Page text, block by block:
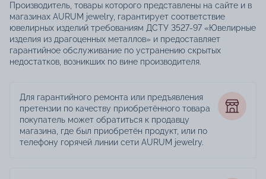
Производитель, товары которого представлены на сайте и в
магазинах AURUM jewelry, гарантирует соответствие
ювелирных изделий требованиям ДСТУ 3527-97 «Ювелирные
изделия из драгоценных металлов» и предоставляет
гарантийное обслуживание по устранению скрытых
недостатков, возникших по вине производителя.
Для гарантийного ремонта или предъявления
претензии по качеству приобретённого товара
покупатель может обратиться к продавцу
магазина, где был приобретён продукт, или по
телефону горячей линии сети AURUM jewelry.